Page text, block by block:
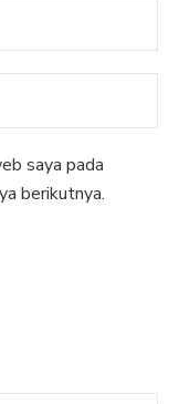
saya pada
berikutnya.